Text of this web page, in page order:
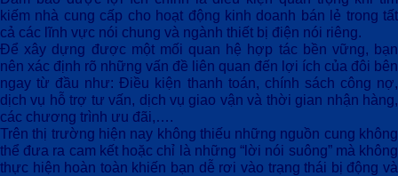
kiếm nhà cung cấp cho hoạt động kinh doanh bán lẻ trong tất
cả các lĩnh vực nói chung và ngành thiết bị điện nói riêng.
Để xây dựng được một mối quan hệ hợp tác bền vững, bạn
nên xác định rõ những vấn đề liên quan đến lợi ích của đôi bên
ngay từ đầu như: Điều kiện thanh toán, chính sách công nợ,
dịch vụ hỗ trợ tư vấn, dịch vụ giao vận và thời gian nhận hàng,
các chương trình ưu đãi,….
Trên thị trường hiện nay không thiếu những nguồn cung không
thể đưa ra cam kết hoặc chỉ là những “lời nói suông” mà không
thực hiện hoàn toàn khiến bạn dễ rơi vào trạng thái bị động và